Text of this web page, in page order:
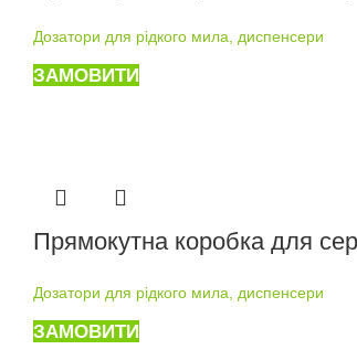
Дозатори для рідкого мила, диспенсери
ЗАМОВИТИ
Прямокутна коробка для
Дозатори для рідкого мила, диспенсери
ЗАМОВИТИ